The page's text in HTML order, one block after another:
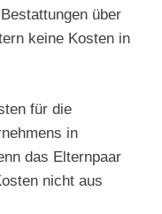
über
keine Kosten in
für die
in
das Elternpaar
nicht aus